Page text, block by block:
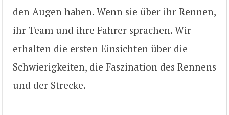
den Augen haben. Wenn sie über ihr Rennen,
ihr Team und ihre Fahrer sprachen. Wir
erhalten die ersten Einsichten über die
Schwierigkeiten, die Faszination des Rennens
und der Strecke.